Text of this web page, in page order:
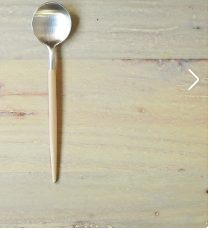
マリメッコ つきじ常陸屋